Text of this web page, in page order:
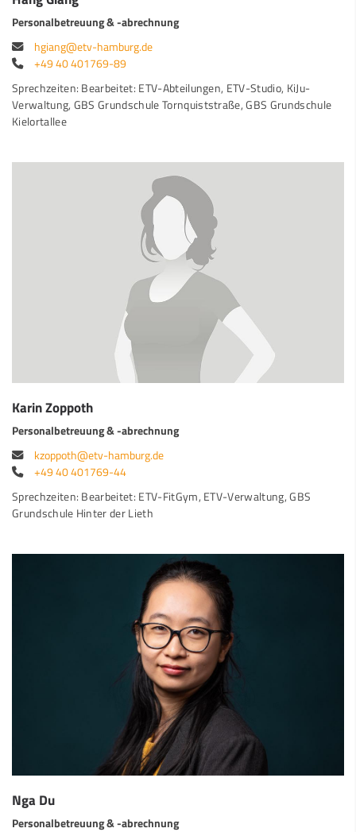
Personalbetreuung & -abrechnung
hgiang@etv-hamburg.de
+49 40 401769-89
Sprechzeiten: Bearbeitet: ETV-Abteilungen, ETV-Studio, KiJu-
Verwaltung, GBS Grundschule Tornquiststraße, GBS Grundschule
Kielortallee
Karin Zoppoth
Personalbetreuung & -abrechnung
kzoppoth@etv-hamburg.de
+49 40 401769-44
Sprechzeiten: Bearbeitet: ETV-FitGym, ETV-Verwaltung, GBS
Grundschule Hinter der Lieth
Nga Du
Personalbetreuung & -abrechnung